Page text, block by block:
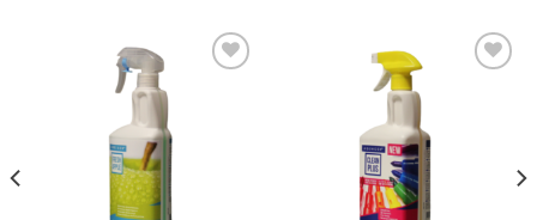
Kedvencekhez Kedvencekhez